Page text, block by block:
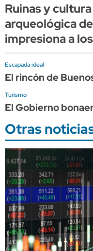
Ruinas y
arqueológica
impresiona a
Escapada ideal
El rincón de
Turismo
El Gobierno
Otras